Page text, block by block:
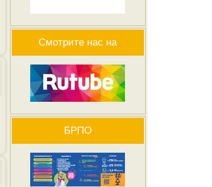
Смотрите нас на
БРПО